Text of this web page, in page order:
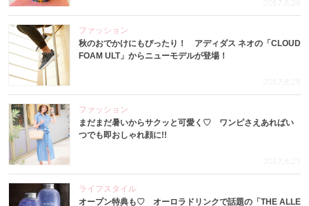
2017.8.28
ファッション
秋のおでかけにもぴったり！ アディダス ネオの「CLOUD
FOAM ULT」からニューモデルが登場！
2017.8.28
ファッション
まだまだ暑いからサクッと可愛く♡ ワンピさえあればい
つでも即おしゃれ顔に!!
2017.8.25
ライフスタイル
オープン特典も♡ オーロラドリンクで話題の「THE ALLE